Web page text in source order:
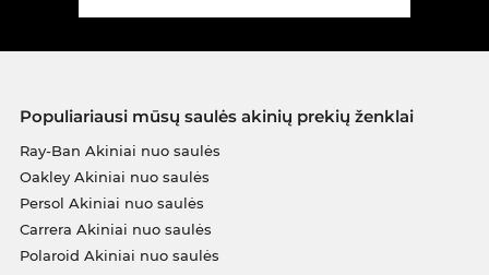
Populiariausi mūsų saulės akinių prekių ženklai
Ray-Ban Akiniai nuo saulės
Oakley Akiniai nuo saulės
Persol Akiniai nuo saulės
Carrera Akiniai nuo saulės
Polaroid Akiniai nuo saulės